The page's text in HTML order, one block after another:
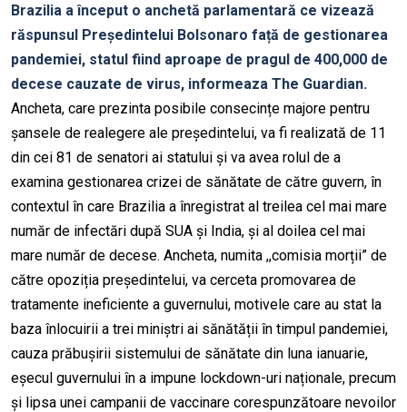
Brazilia a început o anchetă parlamentară ce vizează
răspunsul Președintelui Bolsonaro față de gestionarea
pandemiei, statul fiind aproape de pragul de 400,000 de
decese cauzate de virus, informeaza The Guardian.
Ancheta, care prezinta posibile consecințe majore pentru
șansele de realegere ale președintelui, va fi realizată de 11
din cei 81 de senatori ai statului și va avea rolul de a
examina gestionarea crizei de sănătate de către guvern, în
contextul în care Brazilia a înregistrat al treilea cel mai mare
număr de infectări după SUA și India, și al doilea cel mai
mare număr de decese. Ancheta, numita ,,comisia morții” de
către opoziția președintelui, va cerceta promovarea de
tratamente ineficiente a guvernului, motivele care au stat la
baza înlocuirii a trei miniștri ai sănătății în timpul pandemiei,
cauza prăbușirii sistemului de sănătate din luna ianuarie,
eșecul guvernului în a impune lockdown-uri naționale, precum
și lipsa unei campanii de vaccinare corespunzătoare nevoilor